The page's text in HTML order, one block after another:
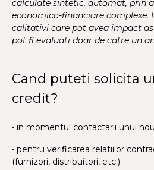
calculate sintetic, automat, prin
economico-financiare complexe.
calitativi care pot avea impact
pot fi evaluati doar de catre un
Cand puteti solicita
credit?
• in momentul contactarii unui
• pentru verificarea relatiilor
(furnizori, distribuitori, etc.)